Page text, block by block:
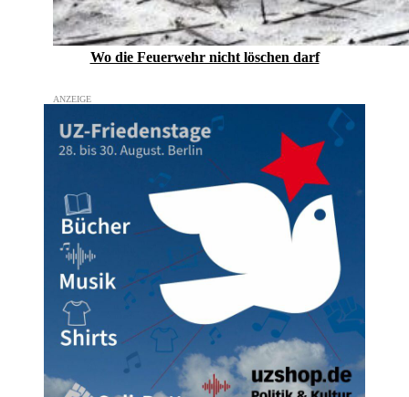
Wo die Feuerwehr nicht löschen darf